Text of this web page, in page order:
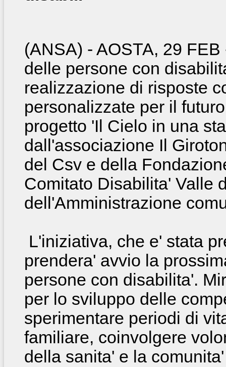
(ANSA) - AOSTA, 29
delle persone con
realizzazione di risposte
personalizzate per il
progetto 'Il Cielo in una
dall'associazione Il
del Csv e della
Comitato Disabilita' Valle
dell'Amministrazione
L'iniziativa, che e' stata
prendera' avvio la
persone con disabilita'.
per lo sviluppo delle
sperimentare periodi di
familiare, coinvolgere
della sanita' e la